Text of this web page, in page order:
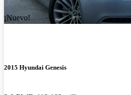
¡Nuevo!
2015 Hyundai Genesis